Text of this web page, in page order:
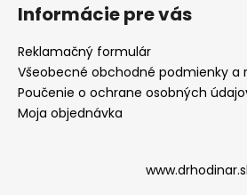
Informácie pre vás
Reklamačný formulár
Všeobecné obchodné podmienky a
Poučenie o ochrane osobných
Moja objednávka